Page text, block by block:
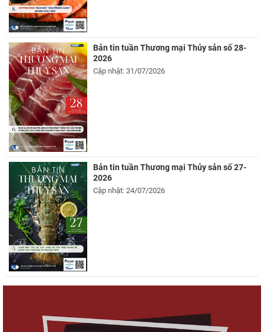
Bản tin tuần Thương mại Thủy sản số 28-
2026
Cập nhật: 31/07/2026
Bản tin tuần Thương mại Thủy sản số 27-
2026
Cập nhật: 24/07/2026